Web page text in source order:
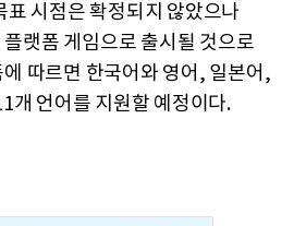
표 시점은 확정되지 않았으나
랫폼 게임으로 출시될 것으로
따르면 한국어와 영어, 일본어,
개 언어를 지원할 예정이다.